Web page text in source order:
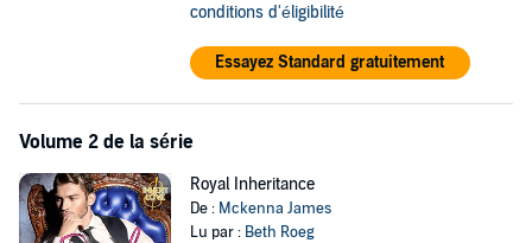
conditions d'éligibilité
Essayez Standard gratuitement
Volume 2 de la série
Royal Inheritance
De : Mckenna James
Lu par : Beth Roeg